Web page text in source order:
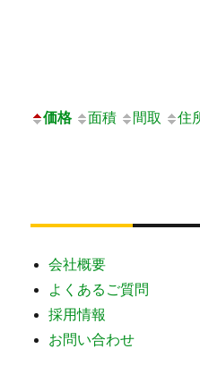
価格 面積 間取 住
会社概要
よくあるご質問
採用情報
お問い合わせ